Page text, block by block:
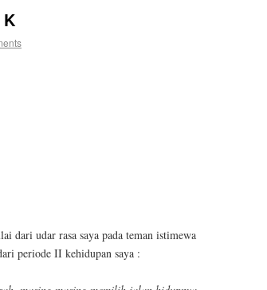
K
udar rasa saya pada teman istimewa
periode II kehidupan saya :